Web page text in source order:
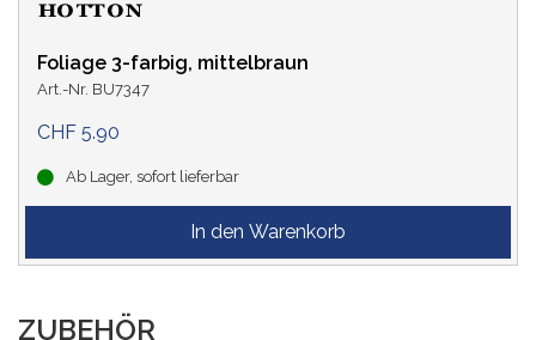
Foliage 3-farbig, mittelbraun
Art.-Nr. BU7347
CHF 5.90
Ab Lager, sofort lieferbar
ZUBEHÖR